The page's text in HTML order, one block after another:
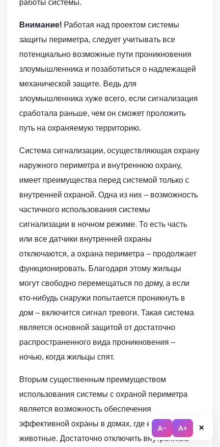
A− A+ ×
работы системы.
Внимание! Работая над проектом системы
защиты периметра, следует учитывать все
потенциально возможные пути проникновения
злоумышленника и позаботиться о надлежащей
механической защите. Ведь для
злоумышленника хуже всего, если сигнализация
сработала раньше, чем он сможет проложить
путь на охраняемую территорию.
Система сигнализации, осуществляющая охрану
наружного периметра и внутреннюю охрану,
имеет преимущества перед системой только с
внутренней охраной. Одна из них – возможность
частичного использования системы
сигнализации в ночном режиме. То есть часть
или все датчики внутренней охраны
отключаются, а охрана периметра – продолжает
функционировать. Благодаря этому жильцы
могут свободно перемещаться по дому, а если
кто-нибудь снаружи попытается проникнуть в
дом – включится сигнал тревоги. Такая система
является основной защитой от достаточно
распространенного вида проникновения –
ночью, когда жильцы спят.
Вторым существенным преимуществом
использования системы с охраной периметра
является возможность обеспечения
эффективной охраны в домах, где есть
животные. Достаточно отключить внутреннюю